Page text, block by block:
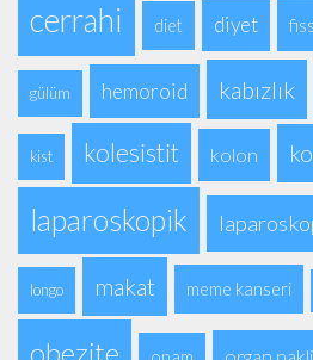
cerrahi diet diyet
gülüm hemoroid kabızlık
kist kolesistit kolon
laparoskopik
longo makat meme kanseri
obezite